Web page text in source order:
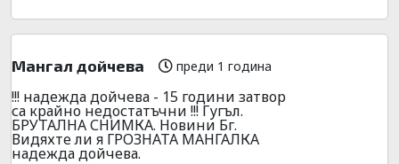
Мангал дойчева преди 1 година
!!! надежда дойчева - 15 години затвор
са крайно недостатъчни !!! Гугъл.
БРУТАЛНА СНИМКА. Новини Бг.
Видяхте ли я ГРОЗНАТА МАНГАЛКА
надежда дойчева.